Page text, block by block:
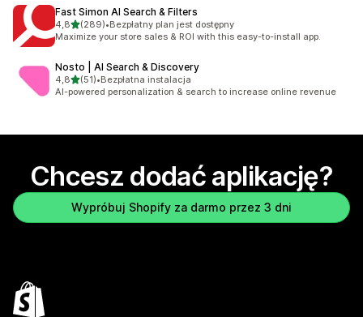
Fast Simon AI Search & Filters
4,8na 5 gwiazdek
(289)
Łączna liczba recenzji: 289
•Bezpłatny plan jest dostępny
Maximize your store sales & ROI with this easy-to-install app.
Nosto | AI Search & Discovery
4,8na 5 gwiazdek
(51)
Łączna liczba recenzji: 51
•Bezpłatna instalacja
AI-powered personalization & search to increase online revenue
Chcesz dodać aplikację?
Wypróbuj Shopify za darmo przez 3 dni